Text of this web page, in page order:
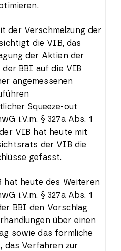
der Verschmelzung der
die VIB, das
der Aktien der
BBI auf die VIB
angemessenen
Squeeze-out
i.V.m. § 327a Abs. 1
VIB hat heute mit
der VIB die
gefasst.
heute des Weiteren
i.V.m. § 327a Abs. 1
BBI den Vorschlag
über einen
sowie das förmliche
das Verfahren zur